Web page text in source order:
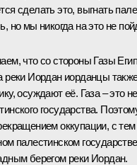
сделать это, выгнать
но мы никогда на это не
что со стороны Газы
реки Иордан иорданцы
осуждают её. Газа – это
государства.
оккупации, с
палестинском
берегом реки Иордан.